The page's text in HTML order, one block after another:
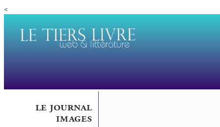
<
le journal
images